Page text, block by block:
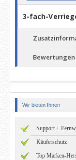
3-fach-
Bewertungen
Wir bieten Ihnen
Support +
Käuferschutz
Top Marken-